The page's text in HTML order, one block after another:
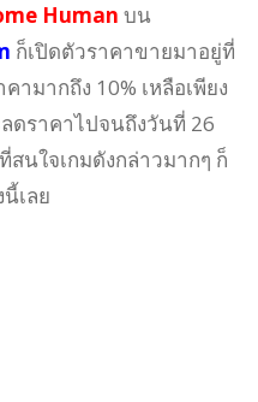
Human บน
ก็เปิดตัวราคาขายมาอยู่ที่
ามากถึง 10% เหลือเพียง
ดราคาไปจนถึงวันที่ 26
นใจเกมดังกล่าวมากๆ ก็
เลย